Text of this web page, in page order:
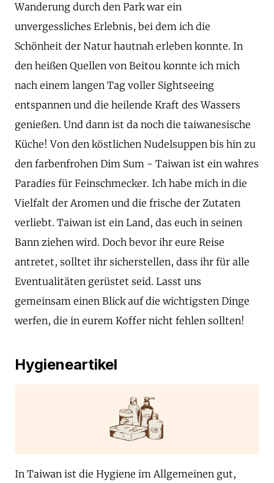
Wanderung durch den Park war ein
unvergessliches Erlebnis, bei dem ich die
Schönheit der Natur hautnah erleben konnte. In
den heißen Quellen von Beitou konnte ich mich
nach einem langen Tag voller Sightseeing
entspannen und die heilende Kraft des Wassers
genießen. Und dann ist da noch die taiwanesische
Küche! Von den köstlichen Nudelsuppen bis hin zu
den farbenfrohen Dim Sum - Taiwan ist ein wahres
Paradies für Feinschmecker. Ich habe mich in die
Vielfalt der Aromen und die frische der Zutaten
verliebt. Taiwan ist ein Land, das euch in seinen
Bann ziehen wird. Doch bevor ihr eure Reise
antretet, solltet ihr sicherstellen, dass ihr für alle
Eventualitäten gerüstet seid. Lasst uns
gemeinsam einen Blick auf die wichtigsten Dinge
werfen, die in eurem Koffer nicht fehlen sollten!
Hygieneartikel
In Taiwan ist die Hygiene im Allgemeinen gut,